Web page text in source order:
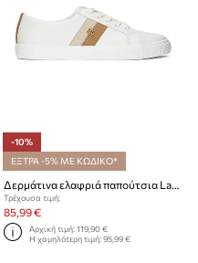
-10%
ΕΞΤΡΑ -5% ΜΕ ΚΩΔΙΚΟ*
Δερμάτινα ελαφριά παπούτσια Lauren Ralph Lauren Janson II Ozweego Janson II
Τρέχουσα τιμή:
85,99 €
Αρχική τιμή:119,90 €
Η χαμηλότερη τιμή:95,99 €